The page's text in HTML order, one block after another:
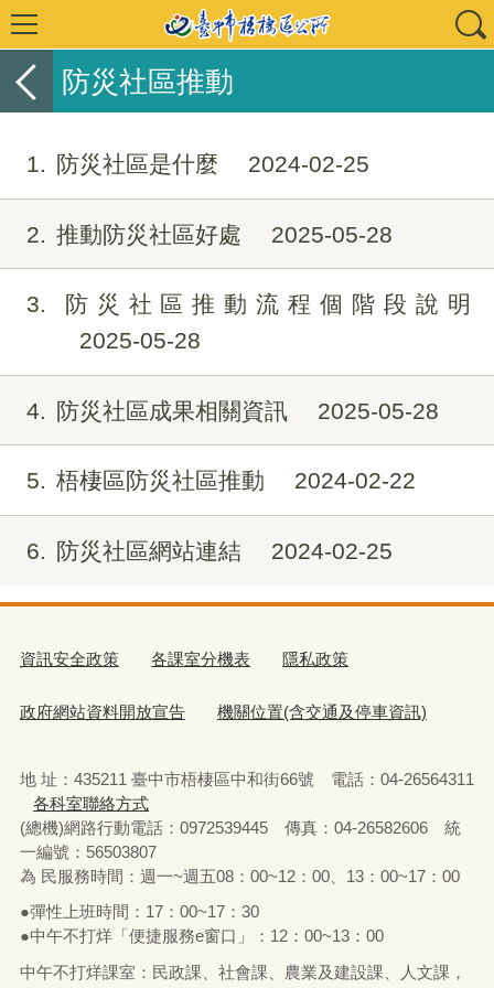
防災社區推動
1 防災社區是什麼 2024-02-25
2 推動防災社區好處 2025-05-28
3
防災社區推動流程個階段說明
2025-05-28
4 防災社區成果相關資訊 2025-05-28
5 梧棲區防災社區推動 2024-02-22
6 防災社區網站連結 2024-02-25
資訊安全政策 各課室分機表 隱私政策
政府網站資料開放宣告 機關位置(含交通及停車資訊)
地 址：435211 臺中市梧棲區中和街66號 電話：04-26564311
各科室聯絡方式
(總機)網路行動電話：0972539445 傳真：04-26582606 統
一編號：56503807
為 民服務時間：週一~週五08：00~12：00、13：00~17：00
●彈性上班時間：17：00~17：30
●中午不打烊「便捷服務e窗口」：12：00~13：00
中午不打烊課室：民政課、社會課、農業及建設課、人文課，